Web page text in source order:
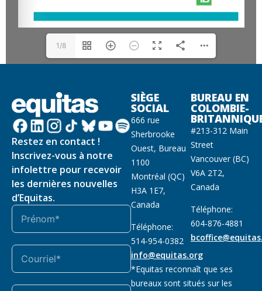
1/8
Restez en contact !
Inscrivez-vous à notre
infolettre pour recevoir
les dernières nouvelles
d’Equitas.
SIÈGE
SOCIAL
666 rue
Sherbrooke
Ouest, Bureau
1100
Montréal (QC)
H3A 1E7,
Canada
Téléphone:
514-954-0382
info@equitas.org
BUREAU EN
COLOMBIE-
#213-312 Main
Street
Vancouver (BC)
V6A 2T2,
Canada
Téléphone:
604-876-4881
*Equitas reconnaît que ses
bureaux sont situés sur les